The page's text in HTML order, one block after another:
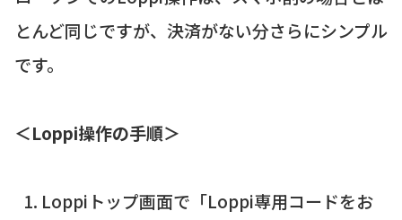
とんど同じですが、決済がない分さらにシンプル
です。
＜Loppi操作の手順＞
Loppiトップ画面で「Loppi専用コードをお